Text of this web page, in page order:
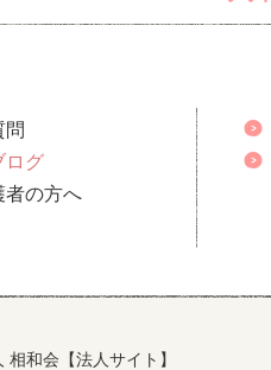
問
ログ
者の方へ
和会【法人サイト】